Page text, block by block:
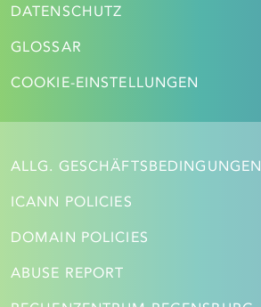
DATENSCHUTZ
GLOSSAR
COOKIE-EINSTELLUNGEN
ALLG. GESCHÄFTSBEDINGUNGEN
ICANN POLICIES
DOMAIN POLICIES
ABUSE REPORT